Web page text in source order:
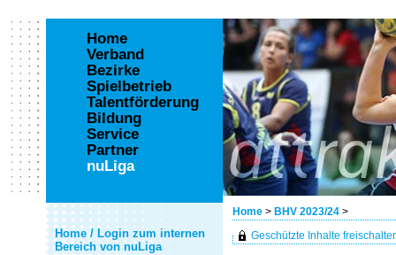
Home > BHV 2023/24 >
Home
Verband
Bezirke
Spielbetrieb
Talentförderung
Bildung
Service
Partner
nuLiga
Home / Login zum internen
Bereich von nuLiga
Geschützte Inhalte